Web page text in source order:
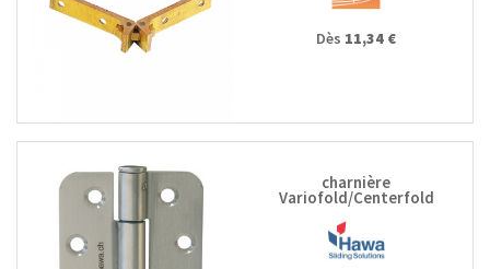
Dès 11,34 €
charnière
Variofold/Centerfold